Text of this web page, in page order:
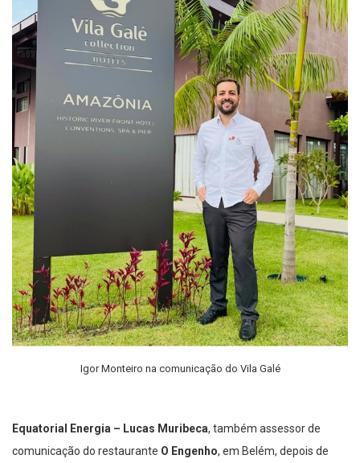
Igor Monteiro na comunicação do Vila Galé
Equatorial Energia – Lucas Muribeca, também assessor de
comunicação do restaurante O Engenho, em Belém, depois de